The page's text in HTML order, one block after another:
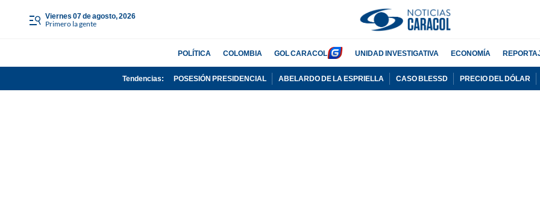
viernes 07 de agosto, 2026
Primero la gente
POLÍTICA COLOMBIA GOL CARACOL UNIDAD INVESTIGATIVA ECONOMÍA
Tendencias: POSESIÓN PRESIDENCIAL ABELARDO DE LA ESPRIELLA CASO BLESSD PRECIO DEL DÓLAR